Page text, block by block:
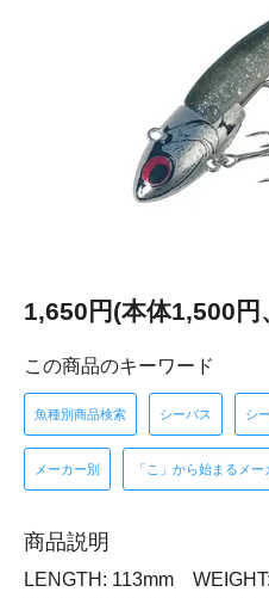
1,650円(本体1,500円
この商品のキーワード
魚種別商品検索 シーバス シ
メーカー別 「こ」から始まるメー
商品説明
LENGTH: 113mm